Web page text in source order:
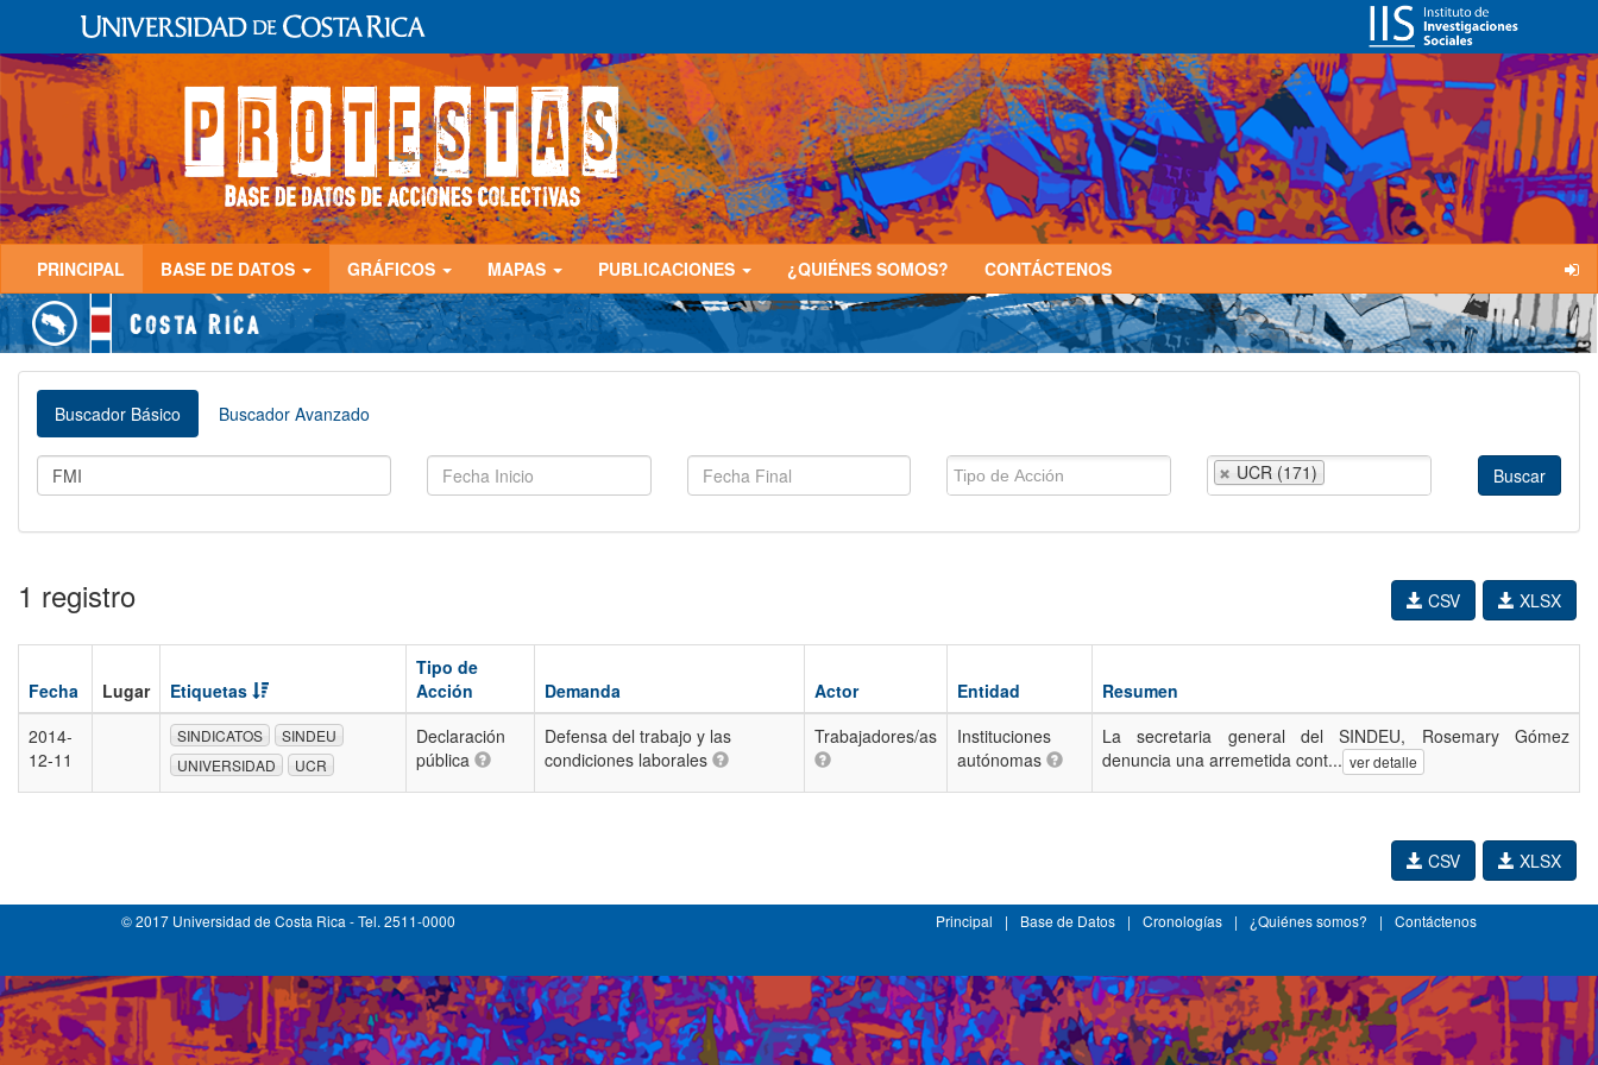
PRINCIPAL BASE DE DATOS GRÁFICOS MAPAS PUBLICACIONES ¿QUIÉNES SOMOS? CONTÁCTENOS
Buscador Básico Buscador Avanzado
UCR (171)
1 registro XLSX
CSV
Fecha Lugar Etiquetas
Tipo de
Acción
Demanda Actor Entidad
Resumen
2014-
12-11
SINDICATOS
SINDEU
UNIVERSIDAD
UCR
Declaración
pública
Defensa del trabajo y las
condiciones laborales
Trabajadores/as
Instituciones
autónomas
La secretaria general del SINDEU, Rosemary Gómez
denuncia una arremetida cont... ver detalle
XLSX
CSV
© 2017 Universidad de Costa Rica - Tel. 2511-0000 Principal | Base de Datos | Cronologías | ¿Quiénes somos? | Contáctenos